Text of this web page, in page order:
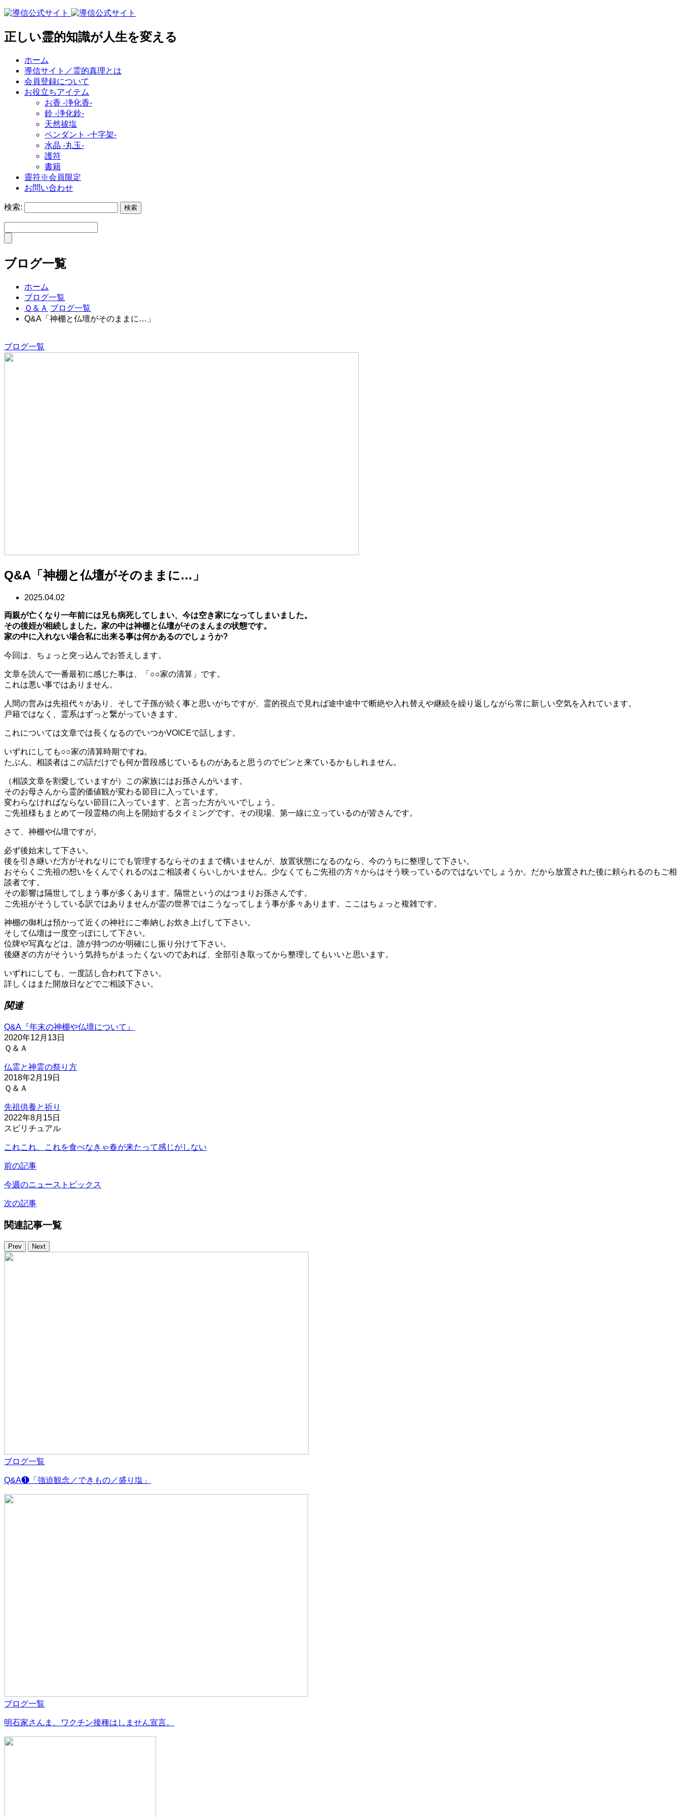
正しい霊的知識が人生を変える
ホーム
導信サイト／霊的真理とは
会員登録について
お役立ちアイテム
お香 ‐浄化香‐
鈴 ‐浄化鈴‐
天然祓塩
ペンダント -十字架-
水晶 -丸玉-
護符
書籍
靈符※会員限定
お問い合わせ
検索:
ブログ一覧
ホーム
ブログ一覧
Ｑ＆Ａ ブログ一覧
Q&A「神棚と仏壇がそのままに…」
ブログ一覧
Q&A「神棚と仏壇がそのままに…」
2025.04.02
両親が亡くなり一年前には兄も病死してしまい、今は空き家になってしまいました。
その後姪が相続しました。家の中は神棚と仏壇がそのまんまの状態です。
家の中に入れない場合私に出来る事は何かあるのでしょうか?
今回は、ちょっと突っ込んでお答えします。
文章を読んで一番最初に感じた事は、「○○家の清算」です。
これは悪い事ではありません。
人間の営みは先祖代々があり、そして子孫が続く事と思いがちですが、霊的視点で見れば途中途中で断絶や入れ替えや継続を繰り返しながら常に新しい空気を入れています。
戸籍ではなく、霊系はずっと繋がっていきます。
これについては文章では長くなるのでいつかVOICEで話します。
いずれにしても○○家の清算時期ですね。
たぶん、相談者はこの話だけでも何か普段感じているものがあると思うのでピンと来ているかもしれません。
（相談文章を割愛していますが）この家族にはお孫さんがいます。
そのお母さんから霊的価値観が変わる節目に入っています。
変わらなければならない節目に入っています、と言った方がいいでしょう。
ご先祖様もまとめて一段霊格の向上を開始するタイミングです。その現場、第一線に立っているのが皆さんです。
さて、神棚や仏壇ですが。
必ず後始末して下さい。
後を引き継いだ方がそれなりにでも管理するならそのままで構いませんが、放置状態になるのなら、今のうちに整理して下さい。
おそらくご先祖の想いをくんでくれるのはご相談者くらいしかいません。少なくてもご先祖の方々からはそう映っているのではないでしょうか。だから放置された後に頼られるのもご相
談者です。
その影響は隔世してしまう事が多くあります。隔世というのはつまりお孫さんです。
ご先祖がそうしている訳ではありませんが霊の世界ではこうなってしまう事が多々あります。ここはちょっと複雑です。
神棚の御札は預かって近くの神社にご奉納しお炊き上げして下さい。
そして仏壇は一度空っぽにして下さい。
位牌や写真などは、誰が持つのか明確にし振り分けて下さい。
後継ぎの方がそういう気持ちがまったくないのであれば、全部引き取ってから整理してもいいと思います。
いずれにしても、一度話し合われて下さい。
詳しくはまた開放日などでご相談下さい。
関連
Q&A『年末の神棚や仏壇について』
2020年12月13日
Ｑ＆Ａ
仏霊と神霊の祭り方
2018年2月19日
Ｑ＆Ａ
先祖供養と祈り
2022年8月15日
スピリチュアル
これこれ、これを食べなきゃ春が来たって感じがしない
前の記事
今週のニューストピックス
次の記事
関連記事一覧
Prev Next
ブログ一覧
Q&A❶「強迫観念／できもの／盛り塩」
ブログ一覧
明石家さんま、ワクチン接種はしません宣言。